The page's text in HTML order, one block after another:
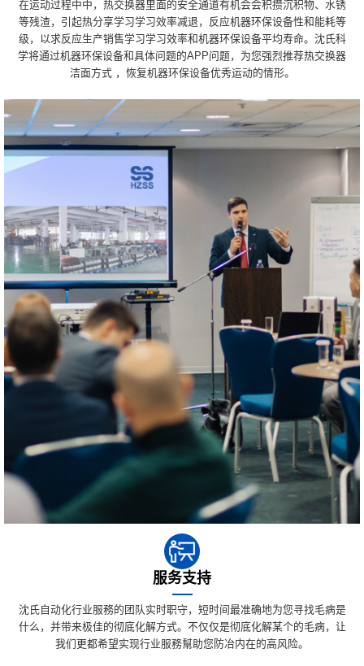
在运动过程中中，热交换器里面的安全通道有机会会积攒沉积物、水锈
等残渣，引起热分享学习学习效率减退，反应机器环保设备性和能耗等
级，以求反应生产销售学习学习效率和机器环保设备平均寿命。沈氏科
学将通过机器环保设备和具体问题的APP问题，为您强烈推荐热交换器
洁面方式 ，恢复机器环保设备优秀运动的情形。
服务支持
沈氏自动化行业服務的团队实时职守，短时间最准确地为您寻找毛病是
什么，并带来极佳的彻底化解方式。不仅仅是彻底化解某个的毛病，让
我们更都希望实现行业服務幫助您防冶内在的高风险。